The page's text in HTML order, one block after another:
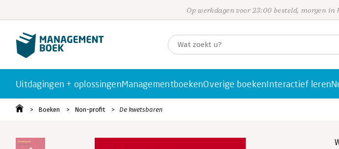
Op werkdagen voor 23:00 besteld, morgen in
Uitdagingen + oplossingenManagementboekenOverige boekenInteractief leren
Boeken Non-profit De kwetsbaren